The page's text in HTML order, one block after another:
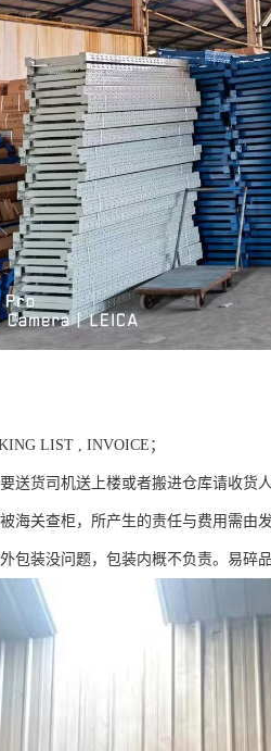
LIST , INVOICE；
送货司机送上楼或者搬进仓库请收货
海关查柜，所产生的责任与费用需由发
包装没问题，包装内概不负责。易碎